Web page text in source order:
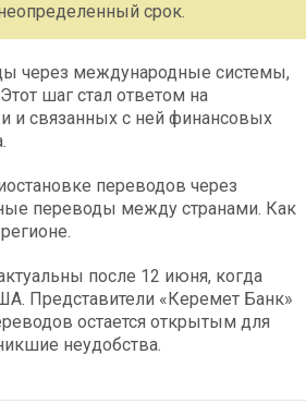
срок.
через международные системы,
шаг стал ответом на
и связанных с ней финансовых
переводов через
переводы между странами. Как
после 12 июня, когда
Представители «Керемет Банк»
остается открытым для
неудобства.